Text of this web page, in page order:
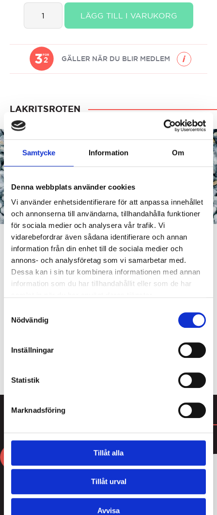
Samtycke Information Om
Denna webbplats använder cookies
Vi använder enhetsidentifierare för att anpassa innehållet
och annonserna till användarna, tillhandahålla funktioner
för sociala medier och analysera vår trafik. Vi
vidarebefordrar även sådana identifierare och annan
information från din enhet till de sociala medier och
annons- och analysföretag som vi samarbetar med.
Dessa kan i sin tur kombinera informationen med annan
information som du har tillhandahållit eller som de har
Nödvändig
Inställningar
Statistik
Marknadsföring
Tillåt alla
Tillåt urval
Avvisa
Lakritsroten
Chokladlakritskula
Viol
quantity
LÄGG TILL I VARUKORG
3FOR
2 GÄLLER NÄR DU BLIR MEDLEM
LAKRITSROTEN
Som medlem i Lakritsrotens medlemsklubb får du
köpa 4 av våra populära cellofanpåsar och betala
karameller och lakrits doppad i choklad. Bara att
välja och vraka! Du blir enkelt medlem i kassan